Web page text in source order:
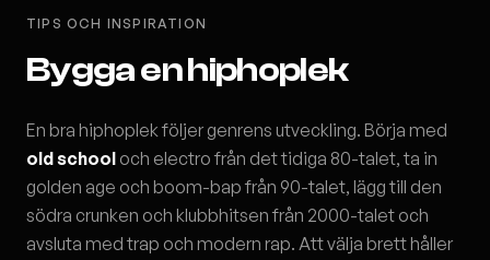
TIPS OCH INSPIRATION
Bygga en hiphoplek
En bra hiphoplek följer genrens utveckling. Börja med
old school och electro från det tidiga 80-talet, ta in
golden age och boom-bap från 90-talet, lägg till den
södra crunken och klubbhitsen från 2000-talet och
avsluta med trap och modern rap. Att välja brett håller